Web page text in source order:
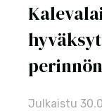
Julkaistu